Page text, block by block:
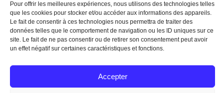
Pour offrir les meilleures expériences, nous utilisons des technologies telles
que les cookies pour stocker et/ou accéder aux informations des appareils.
Le fait de consentir à ces technologies nous permettra de traiter des
données telles que le comportement de navigation ou les ID uniques sur ce
site. Le fait de ne pas consentir ou de retirer son consentement peut avoir
un effet négatif sur certaines caractéristiques et fonctions.
Accepter
62000 Arras
126 rue de l’Université
75007 Paris
Me contacter
Politique de Confidentialité